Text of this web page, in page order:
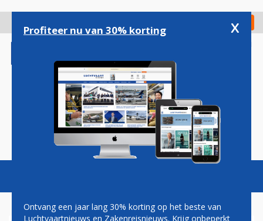
gaan
Check in
Magazine Podcasts Vacatures
Profiteer nu van 30% korting x
Ontvang een jaar lang 30% korting op het beste van
Luchtvaartnieuws en Zakenreisnieuws. Krijg onbeperkt